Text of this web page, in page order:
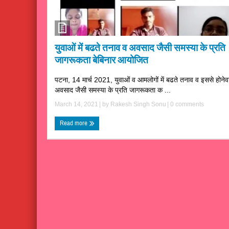
युवाओं में बढते तनाव व अवसाद जैसी समस्या के प्रति
जागरूकता बेबिनार आयोजित
पटना, 14 मार्च 2021, युवाओं व आमलोगों में बढते तनाव व इससे
अवसाद जैसी समस्या के प्रति जागरूकता क ...
March 14, 2021 | by Rakesh Singh Sonu 0 comments
Read more